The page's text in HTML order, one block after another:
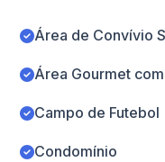
Área de Convívio
Área Gourmet
Campo de Futebol
Condomínio